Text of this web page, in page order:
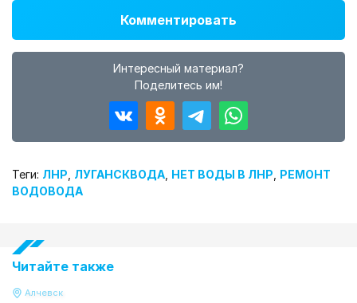
Комментировать
Интересный материал?
Поделитесь им!
Теги: ЛНР ЛУГАНСКВОДА НЕТ ВОДЫ В ЛНР РЕМОНТ
ВОДОВОДА
Читайте также
Алчевск